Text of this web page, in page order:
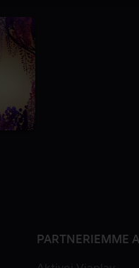
PARTNERIEMME